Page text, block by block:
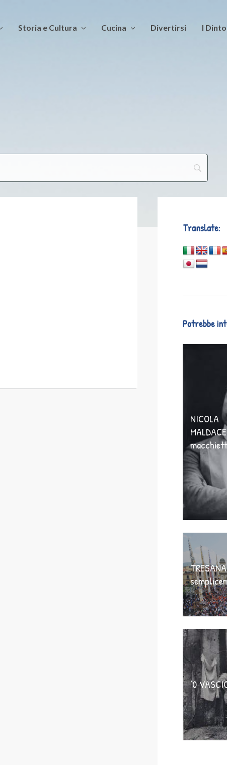
Storia e Cultura Cucina Divertirsi I
Translate:
Potrebbe
NICOLA
‘0